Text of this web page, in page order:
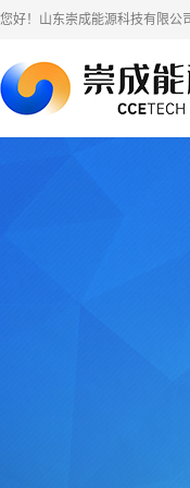
您好！山东崇成能源科技有限公